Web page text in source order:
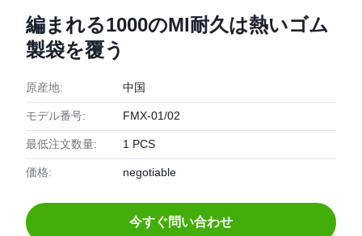
編まれる1000のMl耐久は熱いゴム
製袋を覆う
原産地: 中国
モデル番号: FMX-01/02
最低注文数量: 1 PCS
価格: negotiable
今すぐ問い合わせ